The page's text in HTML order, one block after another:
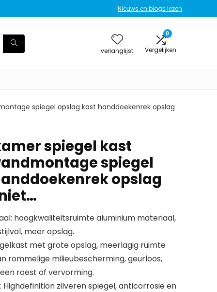
Nieuws en blogs lezen
verlanglijst
0
Vergelijken
spiegel opslag kast handdoekenrek opslag
spiegel kast
spiegel
opslag
hoogkwaliteitsruimte aluminium materiaal,
meer opslag.
met grote opslag, meerlagig ruimte
rommelige milieubescherming, geurloos,
roest of vervorming.
zilveren spiegel, anticorrosie en